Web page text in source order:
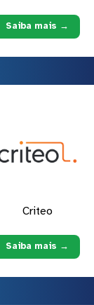
Saiba mais →
Criteo
Saiba mais →